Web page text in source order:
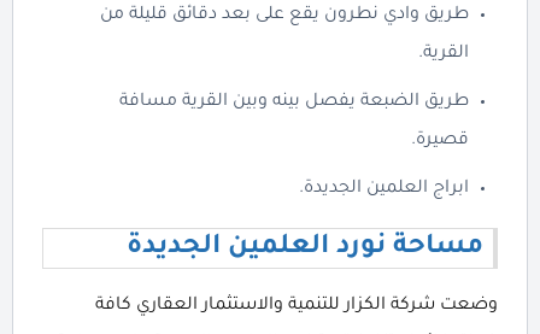
طريق وادي نطرون يقع على بعد دقائق قليلة من
القرية.
طريق الضبعة يفصل بينه وبين القرية مسافة
قصيرة.
ابراج العلمين الجديدة.
مساحة نورد العلمين الجديدة
وضعت شركة الكزار للتنمية والاستثمار العقاري كافة